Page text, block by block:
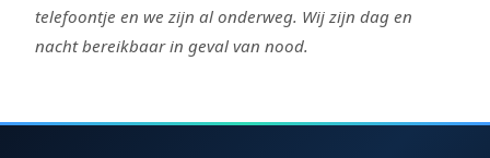
telefoontje en we zijn al onderweg. Wij zijn dag en
nacht bereikbaar in geval van nood.